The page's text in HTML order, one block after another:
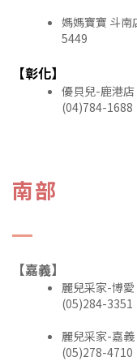
媽媽寶寶 斗
5449
【彰化】
優貝兒-鹿港
(04)784-1688
南部
【嘉義】
麗兒采家-博
(05)284-3351
麗兒采家-嘉
(05)278-4710